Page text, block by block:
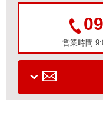
営業時間